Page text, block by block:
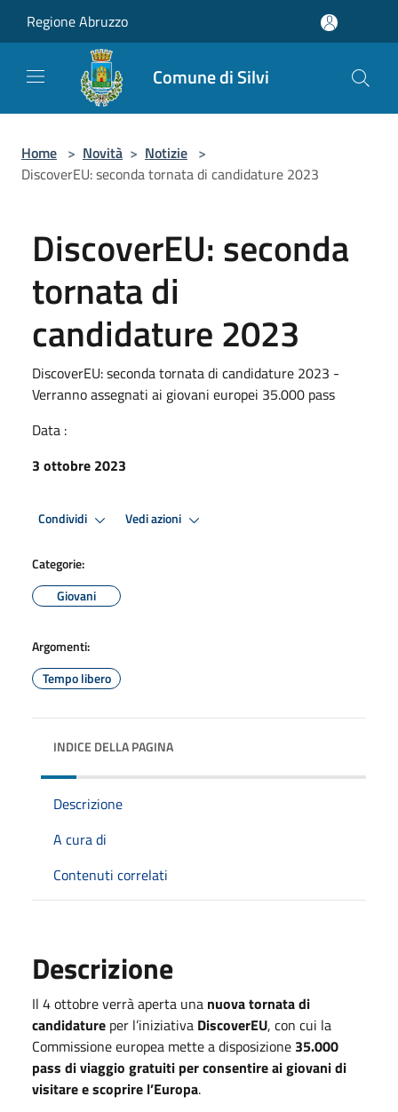
Regione Abruzzo
Comune di Silvi
Home > Novità > Notizie >
DiscoverEU: seconda tornata di candidature 2023
DiscoverEU: seconda
tornata di
candidature 2023
DiscoverEU: seconda tornata di candidature 2023 -
Verranno assegnati ai giovani europei 35.000 pass
Data :
3 ottobre 2023
Condividi Vedi azioni
Categorie:
Giovani
Argomenti:
Tempo libero
INDICE DELLA PAGINA
Descrizione
A cura di
Contenuti correlati
Descrizione
Il 4 ottobre verrà aperta una nuova tornata di
candidature per l’iniziativa DiscoverEU, con cui la
Commissione europea mette a disposizione 35.000
pass di viaggio gratuiti per consentire ai giovani di
visitare e scoprire l’Europa.